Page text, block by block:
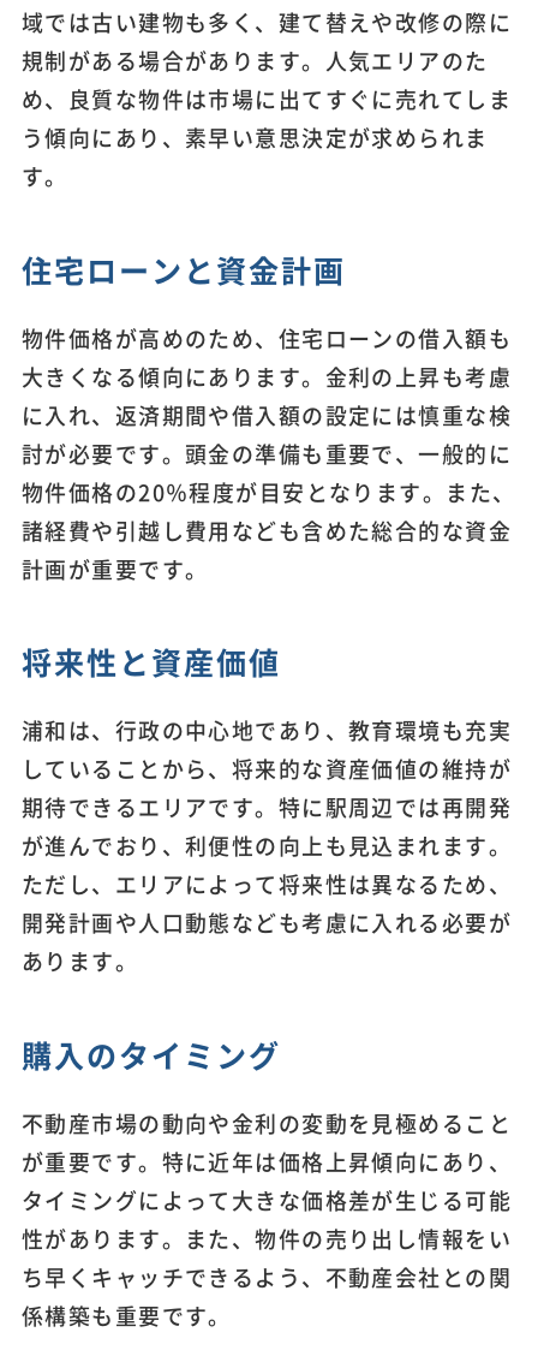
域では古い建物も多く、建て替えや改修の際に
規制がある場合があります。人気エリアのた
め、良質な物件は市場に出てすぐに売れてしま
う傾向にあり、素早い意思決定が求められま
す。
住宅ローンと資金計画
物件価格が高めのため、住宅ローンの借入額も
大きくなる傾向にあります。金利の上昇も考慮
に入れ、返済期間や借入額の設定には慎重な検
討が必要です。頭金の準備も重要で、一般的に
物件価格の20％程度が目安となります。また、
諸経費や引越し費用なども含めた総合的な資金
計画が重要です。
将来性と資産価値
浦和は、行政の中心地であり、教育環境も充実
していることから、将来的な資産価値の維持が
期待できるエリアです。特に駅周辺では再開発
が進んでおり、利便性の向上も見込まれます。
ただし、エリアによって将来性は異なるため、
開発計画や人口動態なども考慮に入れる必要が
あります。
購入のタイミング
不動産市場の動向や金利の変動を見極めること
が重要です。特に近年は価格上昇傾向にあり、
タイミングによって大きな価格差が生じる可能
性があります。また、物件の売り出し情報をい
ち早くキャッチできるよう、不動産会社との関
係構築も重要です。